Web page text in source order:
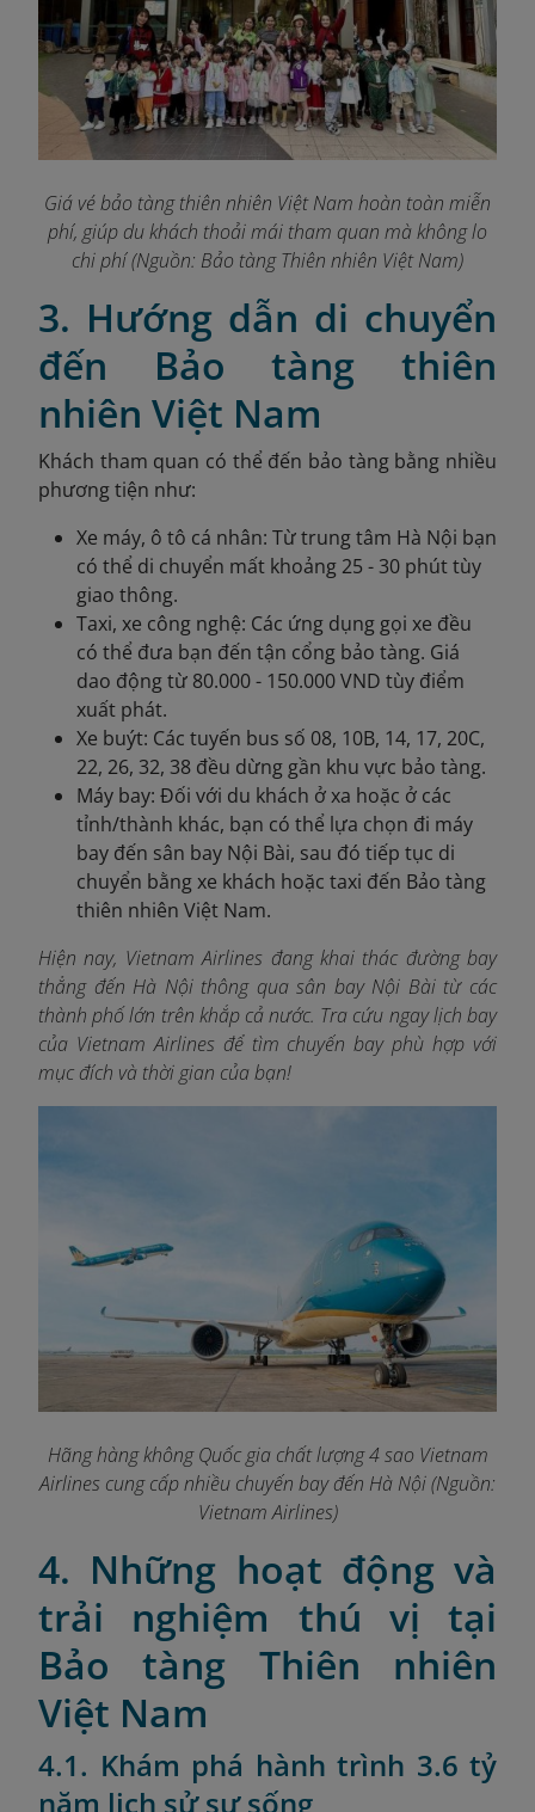
Giá vé bảo tàng thiên nhiên Việt Nam hoàn toàn miễn
phí, giúp du khách thoải mái tham quan mà không lo
chi phí (Nguồn: Bảo tàng Thiên nhiên Việt Nam)
3. Hướng dẫn di chuyển
đến Bảo tàng thiên
nhiên Việt Nam
Khách tham quan có thể đến bảo tàng bằng nhiều
phương tiện như:
Xe máy, ô tô cá nhân: Từ trung tâm Hà Nội bạn
có thể di chuyển mất khoảng 25 - 30 phút tùy
giao thông.
Taxi, xe công nghệ: Các ứng dụng gọi xe đều
có thể đưa bạn đến tận cổng bảo tàng. Giá
dao động từ 80.000 - 150.000 VND tùy điểm
xuất phát.
Xe buýt: Các tuyến bus số 08, 10B, 14, 17, 20C,
22, 26, 32, 38 đều dừng gần khu vực bảo tàng.
Máy bay: Đối với du khách ở xa hoặc ở các
tỉnh/thành khác, bạn có thể lựa chọn đi máy
bay đến sân bay Nội Bài, sau đó tiếp tục di
chuyển bằng xe khách hoặc taxi đến Bảo tàng
thiên nhiên Việt Nam.
Hiện nay, Vietnam Airlines đang khai thác đường bay
thẳng đến Hà Nội thông qua sân bay Nội Bài từ các
thành phố lớn trên khắp cả nước. Tra cứu ngaylịch bay
của Vietnam Airlines để tìm chuyến bay phù hợp với
mục đích và thời gian của bạn!
Hãng hàng không Quốc gia chất lượng 4 sao Vietnam
Airlines cung cấp nhiều chuyến bay đến Hà Nội (Nguồn:
Vietnam Airlines)
4. Những hoạt động và
trải nghiệm thú vị tại
Bảo tàng Thiên nhiên
Việt Nam
4.1. Khám phá hành trình 3.6 tỷ
năm lịch sử sự sống